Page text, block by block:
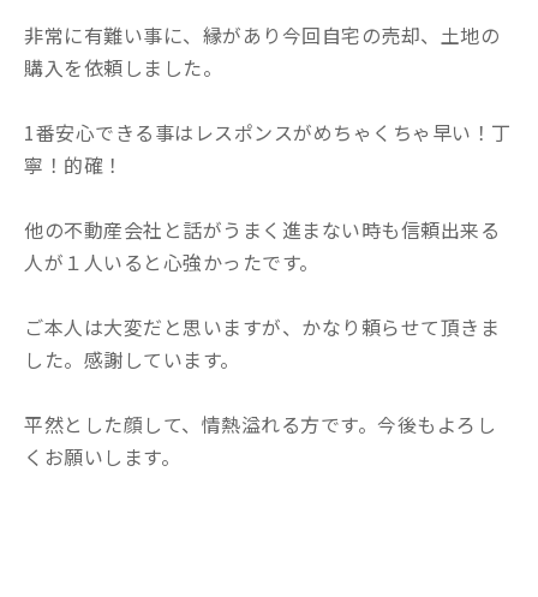
非常に有難い事に、縁があり今回自宅の売却、土地の
購入を依頼しました。
1番安心できる事はレスポンスがめちゃくちゃ早い！丁
寧！的確！
他の不動産会社と話がうまく進まない時も信頼出来る
人が１人いると心強かったです。
ご本人は大変だと思いますが、かなり頼らせて頂きま
した。感謝しています。
平然とした顔して、情熱溢れる方です。今後もよろし
くお願いします。